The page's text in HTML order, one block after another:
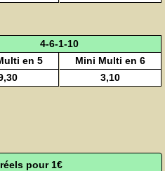
4-6-1-10
en 5
Mini Multi en 6
3,10
pour 1€